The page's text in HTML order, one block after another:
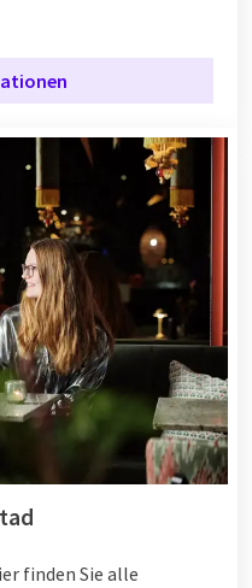
finden Sie alle